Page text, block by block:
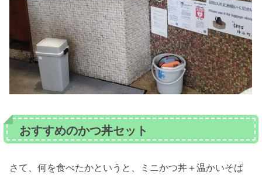
おすすめのかつ丼セット
さて、何を食べたかというと、ミニかつ丼＋温かいそば